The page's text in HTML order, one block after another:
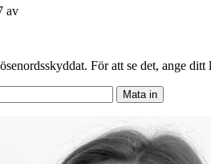
av
För att se det, ange ditt